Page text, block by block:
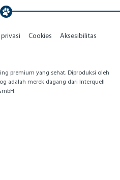
Cookies Aksesibilitas
premium yang sehat. Diproduksi oleh
adalah merek dagang dari Interquell